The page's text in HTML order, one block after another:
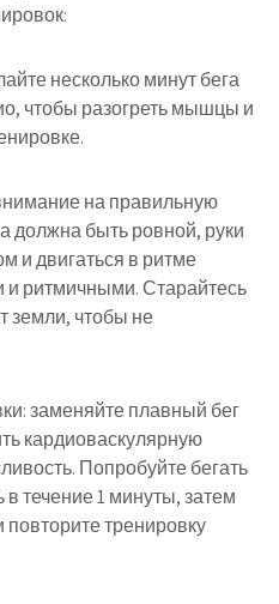
несколько минут бега
чтобы разогреть мышцы и
на правильную
должна быть ровной, руки
и двигаться в ритме
ритмичными. Старайтесь
земли, чтобы не
заменяйте плавный бег
кардиоваскулярную
Попробуйте бегать
течение 1 минуты, затем
повторите тренировку